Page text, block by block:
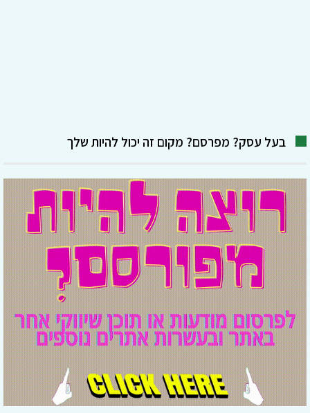
בעל עסק? מפרסם? מקום זה יכול להיות שלך